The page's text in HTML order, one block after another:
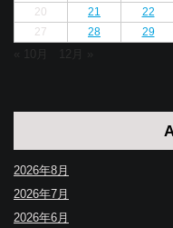
20
21 22
27
28 29
« 10月 12月 »
2026年8月
2026年7月
2026年6月